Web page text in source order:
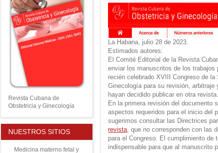
La Habana, julio 28 de 2023.
Estimados autores:
El Comité Editorial de la Revista
enviar los manuscritos de los
recién celebrado XVIII Congreso de
Ginecología para su revisión,
hayan decidido publicar en otra
En la primera revisión del documento
aspectos requeridos para el inicio del
sugerimos consultar las Directrices
revista, que no corresponden con las
para el Congreso. El cumplimiento
indispensable para que al manuscrito
Revista Cubana de
Obstetricia y Ginecología
NUESTROS SITIOS
Medicina materno fetal y